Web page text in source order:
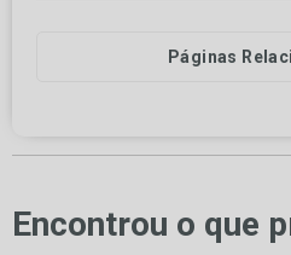
Páginas
Encontrou o que